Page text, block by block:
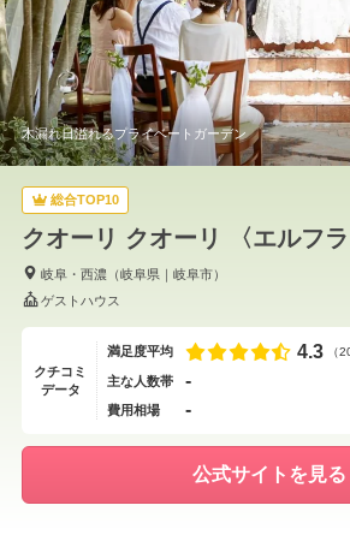
木漏れ日溢れるプライベートガーデン
総合TOP10
クオーリ クオーリ 〈エルフラ
岐阜・西濃 （岐阜県 ｜ 岐阜市）
ゲストハウス
クチコミ
データ
満足度平均 4.3 （
主な人数帯 -
費用相場 -
公式サイトを見る